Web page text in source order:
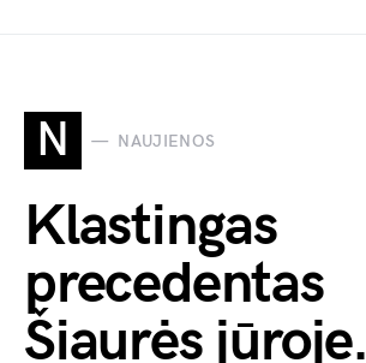
N NAUJIENOS
Klastingas
precedentas
Šiaurės jūroje.